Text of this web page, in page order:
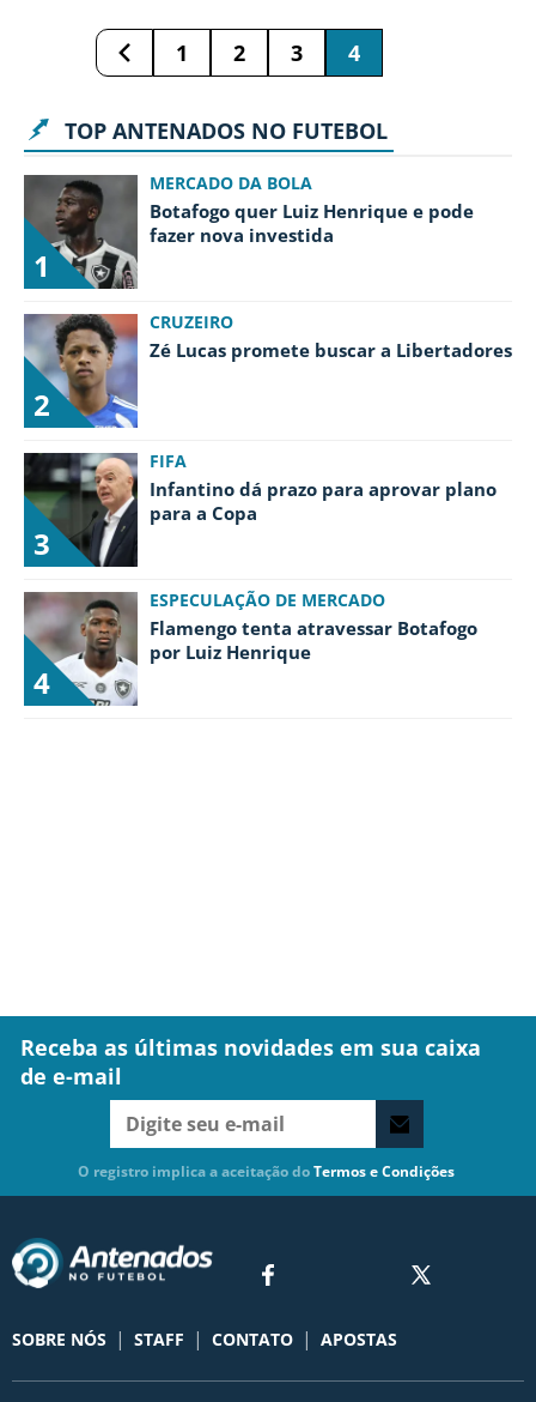
VASCO DA GAMA
SOBRE NÓS | STAFF | CONTATO | APOSTAS
Termos e Condições
Política Editorial
Ad Choices
Collective. Todos os direitos reservados.
+18 |Jogue com responsabilidade
Comercial
1 2 3 4
TOP ANTENADOS NO FUTEBOL
1
MERCADO DA BOLA
Botafogo quer Luiz Henrique e pode
fazer nova investida
2
CRUZEIRO
Zé Lucas promete buscar a Libertadores
3
FIFA
Infantino dá prazo para aprovar plano
para a Copa
4
ESPECULAÇÃO DE MERCADO
Flamengo tenta atravessar Botafogo
por Luiz Henrique
Receba as últimas novidades em sua caixa
de e-mail
O registro implica a aceitação doTermos e Condições
SOBRE NÓS | STAFF | CONTATO | APOSTAS